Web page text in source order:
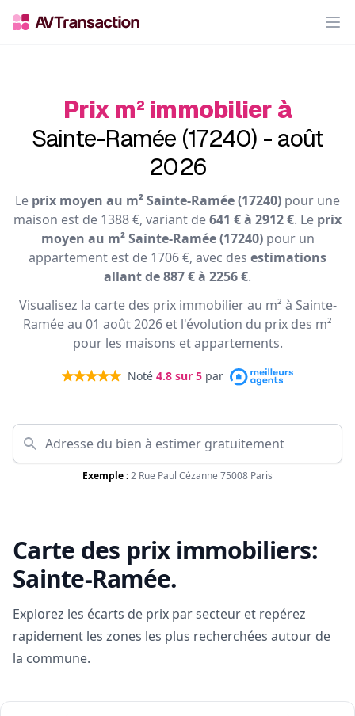
Prix m² immobilier à
Sainte-Ramée (17240) - août
2026
Le prix moyen au m² Sainte-Ramée (17240) pour une
maison est de 1388 €, variant de641 € à 2912 €. Le prix
moyen au m² Sainte-Ramée (17240)pour un
appartement est de 1706 €, avec des estimations
allant de 887 € à 2256 €.
Visualisez la carte des prix immobilier au m² à Sainte-
Ramée au 01 août 2026 et l'évolution du prix des m²
pour les maisons et appartements.
Noté 4.8 sur 5 par
Exemple :2 Rue Paul Cézanne 75008 Paris
Carte des prix immobiliers:
Sainte-Ramée.
Explorez les écarts de prix par secteur et repérez
rapidement les zones les plus recherchées autour de
la commune.